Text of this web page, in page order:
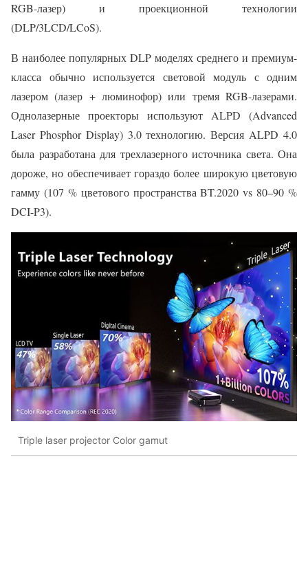
RGB-лазер) и проекционной технологии
(DLP/3LCD/LCoS).
В наиболее популярных DLP моделях среднего и премиум-
класса обычно используется световой модуль с одним
лазером (лазер + люминофор) или тремя RGB-лазерами.
Однолазерные проекторы используют ALPD (Advanced
Laser Phosphor Display) 3.0 технологию. Версия ALPD 4.0
была разработана для трехлазерного источника света. Она
дороже, но обеспечивает гораздо более широкую цветовую
гамму (107 % цветового пространства BT.2020 vs 80–90 %
DCI-P3).
Triple laser projector Color gamut